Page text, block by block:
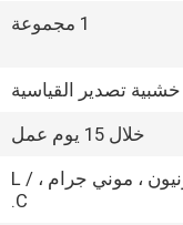
1 مجموعة
تصدير القياسية
خلال 15 يوم عمل
T / T ، ويسترن يونيون ، موني جرام ، L /
C.